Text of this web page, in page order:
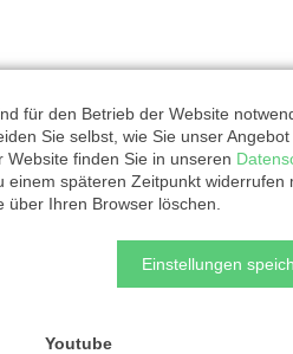
für den Betrieb der Website
Sie selbst, wie Sie unser Angebot
finden Sie in unseren
einem späteren Zeitpunkt widerrufen
Ihren Browser löschen.
Einstellungen
Youtube